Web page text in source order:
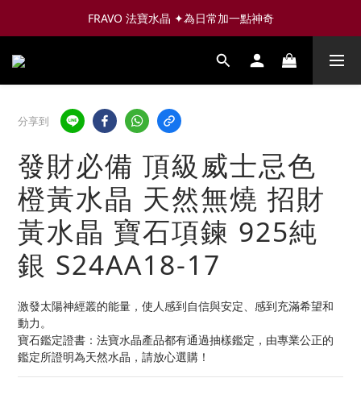
FRAVO 法寶水晶 ✦為日常加一點神奇
分享到
發財必備 頂級威士忌色
橙黃水晶 天然無燒 招財
黃水晶 寶石項鍊 925純
銀 S24AA18-17
激發太陽神經叢的能量，使人感到自信與安定、感到充滿希望和
動力。
寶石鑑定證書：法寶水晶產品都有通過抽樣鑑定，由專業公正的
鑑定所證明為天然水晶，請放心選購！